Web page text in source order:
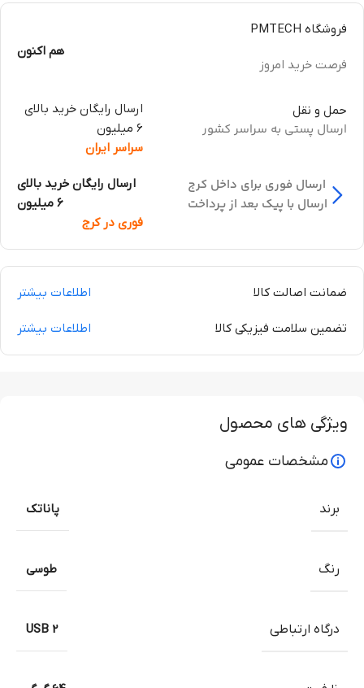
فروشگاه PMTECH
فرصت خرید امروز
هم اکنون
حمل و نقل
ارسال پستی به سراسر کشور
ارسال رایگان خرید بالای
6 میلیون
سراسر ایران
ارسال فوری برای داخل کرج
ارسال با پیک بعد از پرداخت
ارسال رایگان خرید بالای
6 میلیون
فوری در کرج
ضمانت اصالت کالا اطلاعات بیشتر
تضمین سلامت فیزیکی کالا اطلاعات بیشتر
ویژگی های محصول
مشخصات عمومی
برند پاناتک
رنگ طوسی
درگاه ارتباطی USB 2